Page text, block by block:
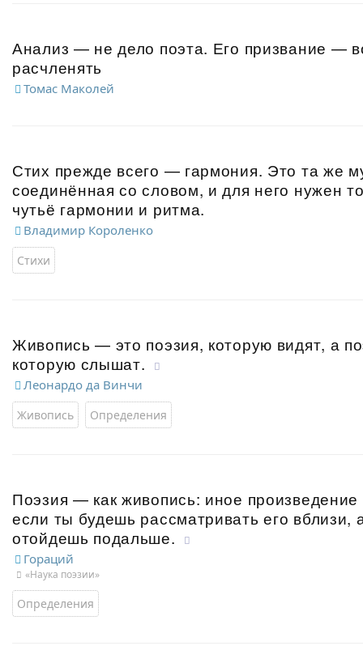
Анализ — не дело поэта. Его призвание —
расчленять
Томас Маколей
Стих прежде всего — гармония. Это та же
соединённая со словом, и для него нужен
чутьё гармонии и ритма.
Владимир Короленко
Стихи
Живопись — это поэзия, которую видят, а
которую слышат.
Леонардо да Винчи
Живопись Определения
Поэзия — как живопись: иное
если ты будешь рассматривать его
отойдешь подальше.
Гораций
«Наука поэзии»
Определения